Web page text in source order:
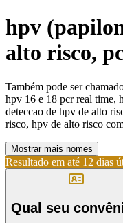
hpv
alto risco,
Também pode ser
hpv 16 e 18 pcr real time,
deteccao de hpv de alto
risco, hpv de alto risco
Mostrar mais nomes
Resultado em até 12 dias
Qual seu